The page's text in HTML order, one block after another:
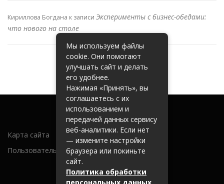
Кириллова Богдана к записи Эксперименты с бизнес-обедами:
что нового на столе
Карта сайта
Пользовательское соглашение
Мы используем файлы
cookie. Они помогают
улучшать сайт и делать
его удобнее.
Нажимая «Принять», вы
соглашаетесь с их
использованием и
передачей данных сервису
веб-аналитики. Если нет
— измените настройки
браузера или покиньте
сайт.
Политика обработки